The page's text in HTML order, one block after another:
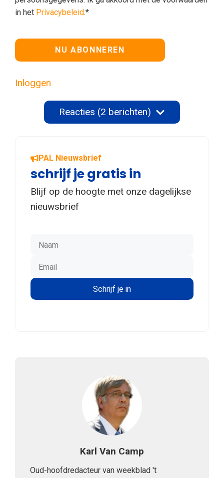
in het Privacybeleid.*
Geen waarde
Inloggen
Reacties (2 berichten)
PAL Nieuwsbrief
schrijf je gratis in
Blijf op de hoogte met onze dagelijkse
nieuwsbrief
Karl Van Camp
Oud-hoofdredacteur van weekblad 't